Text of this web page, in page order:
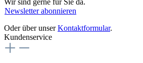
Newsletter abonnieren
Oder über unserKontaktformular.
Kundenservice